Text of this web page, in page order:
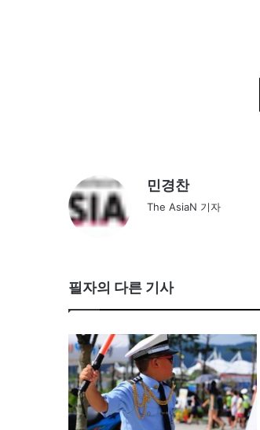
민경찬
The AsiaN 기자
필자의 다른 기사